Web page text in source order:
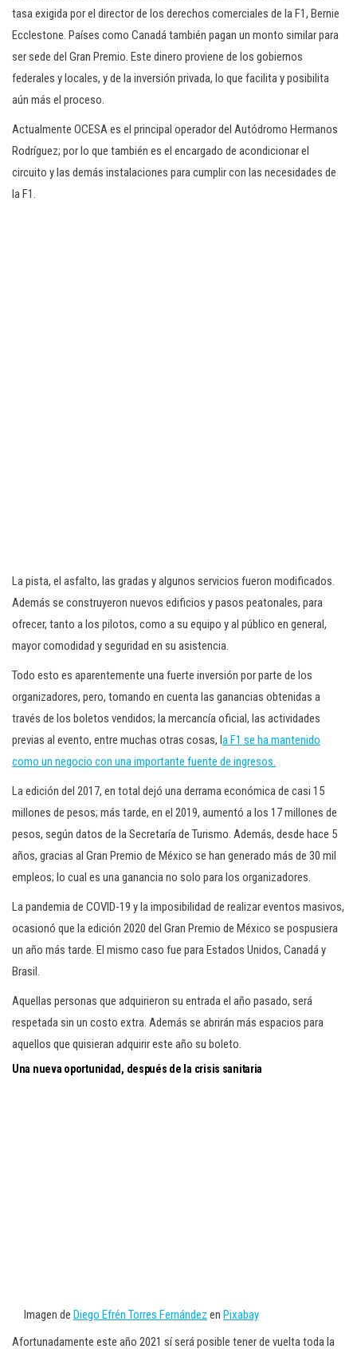
tasa exigida por el director de los derechos comerciales de la F1, Bernie
Ecclestone. Países como Canadá también pagan un monto similar para
ser sede del Gran Premio. Este dinero proviene de los gobiernos
federales y locales, y de la inversión privada, lo que facilita y posibilita
aún más el proceso.
Actualmente OCESA es el principal operador del Autódromo Hermanos
Rodríguez; por lo que también es el encargado de acondicionar el
circuito y las demás instalaciones para cumplir con las necesidades de
la F1.
La pista, el asfalto, las gradas y algunos servicios fueron modificados.
Además se construyeron nuevos edificios y pasos peatonales, para
ofrecer, tanto a los pilotos, como a su equipo y al público en general,
mayor comodidad y seguridad en su asistencia.
Todo esto es aparentemente una fuerte inversión por parte de los
organizadores, pero, tomando en cuenta las ganancias obtenidas a
través de los boletos vendidos; la mercancía oficial, las actividades
previas al evento, entre muchas otras cosas, la F1 se ha mantenido
como un negocio con una importante fuente de ingresos.
La edición del 2017, en total dejó una derrama económica de casi 15
millones de pesos; más tarde, en el 2019, aumentó a los 17 millones de
pesos, según datos de la Secretaría de Turismo. Además, desde hace 5
años, gracias al Gran Premio de México se han generado más de 30 mil
empleos; lo cual es una ganancia no solo para los organizadores.
La pandemia de COVID-19 y la imposibilidad de realizar eventos masivos,
ocasionó que la edición 2020 del Gran Premio de México se pospusiera
un año más tarde. El mismo caso fue para Estados Unidos, Canadá y
Brasil.
Aquellas personas que adquirieron su entrada el año pasado, será
respetada sin un costo extra. Además se abrirán más espacios para
aquellos que quisieran adquirir este año su boleto.
Una nueva oportunidad, después de la crisis sanitaria
Imagen de Diego Efrén Torres Fernández en Pixabay
Afortunadamente este año 2021 sí será posible tener de vuelta toda la